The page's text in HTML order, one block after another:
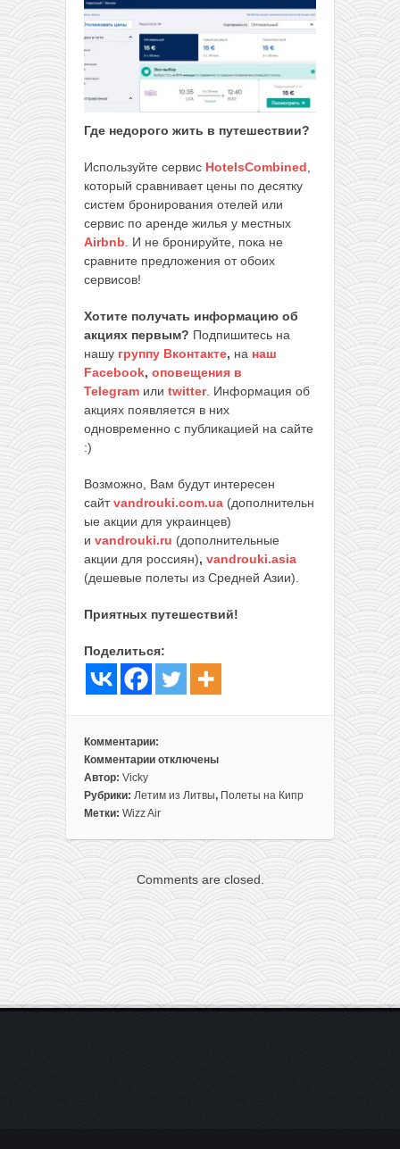
Где недорого жить в путешествии?
Используйте сервис HotelsCombined
который сравнивает цены по десятку
систем бронирования отелей или
сервис по аренде жилья у местных
Airbnb . И не бронируйте, пока не
сравните предложения от обоих
сервисов!
Хотите получать информацию об
акциях первым? Подпишитесь на
нашу группу Вконтакте, на наш
Facebook, оповещения в
Telegram или twitter. Информация об
акциях появляется в них
одновременно с публикацией на сайте
:)
Возможно, Вам будут интересен
сайтvandrouki.com.ua (дополнительн
ые акции для украинцев)
и vandrouki.ru (дополнительные
акции для россиян), vandrouki.asia
(дешевые полеты из Средней Азии).
Приятных путешествий!
Поделиться:
Комментарии:
Комментарии
к
записи
Полеты
Вильнюса
(в
Ларнаку)
всего
одну
отключены
Автор: Vicky
Рубрики: Летим из Литвы, Полеты на Кипр
Метки: Wizz Air
Comments are closed.